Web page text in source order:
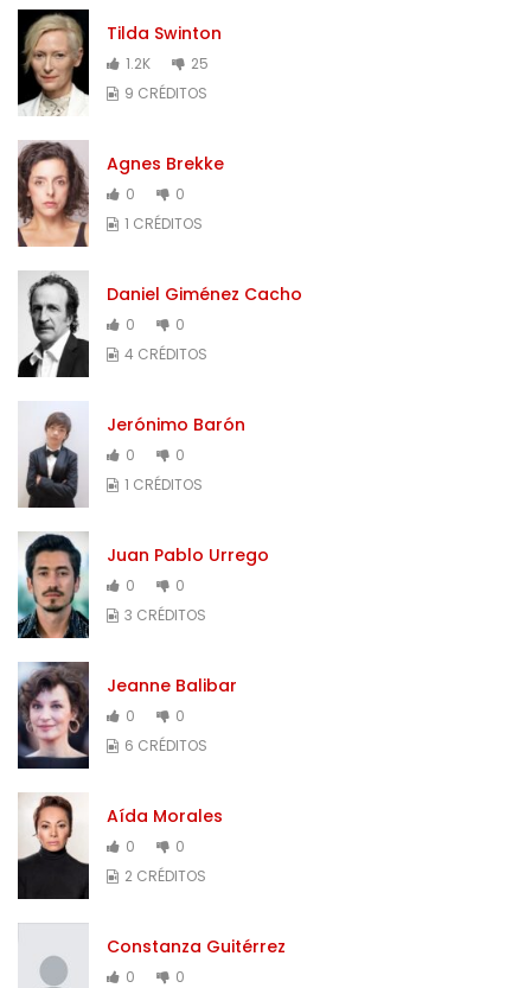
Tilda Swinton
1.2K
25
9 CRÉDITOS
Agnes Brekke
0
0
1 CRÉDITOS
Daniel Giménez Cacho
0
0
4 CRÉDITOS
Jerónimo Barón
0
0
1 CRÉDITOS
Juan Pablo Urrego
0
0
3 CRÉDITOS
Jeanne Balibar
0
0
6 CRÉDITOS
Aída Morales
0
0
2 CRÉDITOS
Constanza Guitérrez
0
0